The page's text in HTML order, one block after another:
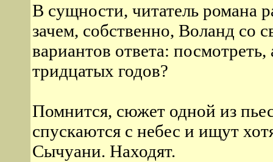
В сущности, читатель романа
зачем, собственно, Воланд со
вариантов ответа:
тридцатых годов?
Помнится, сюжет одной из
спускаются с небес и ищут
Сычуани. Находят.